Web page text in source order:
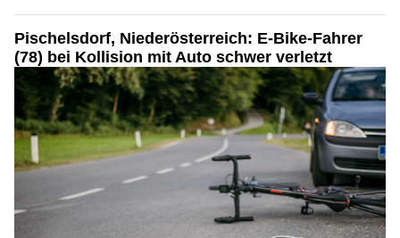
Pischelsdorf, Niederösterreich: E-Bike-Fahrer
(78) bei Kollision mit Auto schwer verletzt